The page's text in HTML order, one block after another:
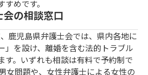
めです。
の相談窓口
鹿児島県弁護士会では、県内各地に
」を設け、離婚を含む法的トラブル
す。いずれも相談は有料で予約制で
問題や、女性弁護士による女性の